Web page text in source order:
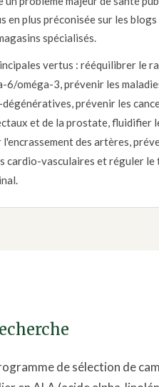
en plus préconisée sur les
spécialisés.
vertus : rééquilibrer le
6/oméga-3, prévenir les
prévenir les
et de la prostate, fluidifier
des artères,
cardio-vasculaires et réguler le
de sélection de